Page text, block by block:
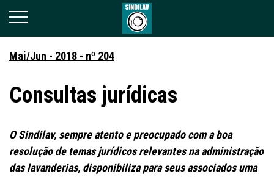
Mai/Jun - 2018 - nº 204
Consultas jurídicas
O Sindilav, sempre atento e preocupado com a boa
resolução de temas jurídicos relevantes na administração
das lavanderias, disponibiliza para seus associados uma